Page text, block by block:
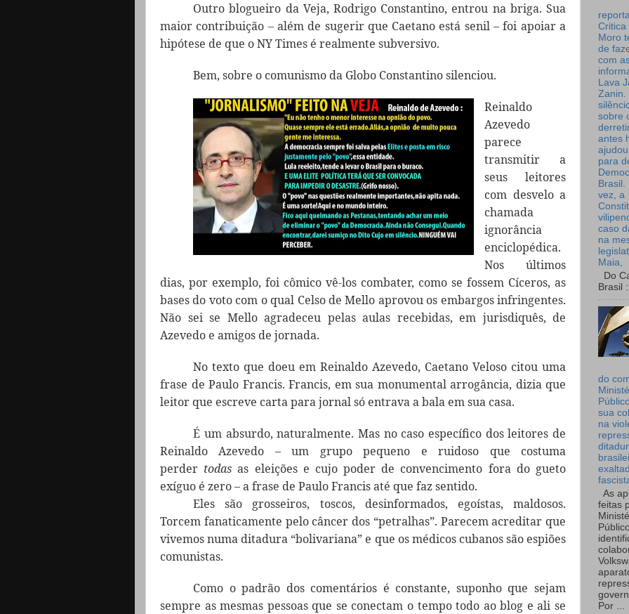
Outro blogueiro da Veja, Rodrigo Constantino, entrou na briga. Sua
maior contribuição – além de sugerir que Caetano está senil – foi apoiar a
hipótese de que o NY Times é realmente subversivo.
Bem, sobre o comunismo da Globo Constantino silenciou.
Reinaldo
Azevedo
parece
transmitir a
seus leitores
com desvelo a
chamada
ignorância
enciclopédica.
Nos últimos
dias, por exemplo, foi cômico vê-los combater, como se fossem Cíceros, as
bases do voto com o qual Celso de Mello aprovou os embargos infringentes.
Não sei se Mello agradeceu pelas aulas recebidas, em jurisdiquês, de
Azevedo e amigos de jornada.
No texto que doeu em Reinaldo Azevedo, Caetano Veloso citou uma
frase de Paulo Francis. Francis, em sua monumental arrogância, dizia que
leitor que escreve carta para jornal só entrava a bala em sua casa.
É um absurdo, naturalmente. Mas no caso específico dos leitores de
Reinaldo Azevedo – um grupo pequeno e ruidoso que costuma
perder todas as eleições e cujo poder de convencimento fora do gueto
exíguo é zero – a frase de Paulo Francis até que faz sentido.
Eles são grosseiros, toscos, desinformados, egoístas, maldosos.
Torcem fanaticamente pelo câncer dos “petralhas”. Parecem acreditar que
vivemos numa ditadura “bolivariana” e que os médicos cubanos são espiões
comunistas.
Como o padrão dos comentários é constante, suponho que sejam
sempre as mesmas pessoas que se conectam o tempo todo ao blog e ali se
Critica
Moro
de
com
Lava
Zanin.
sobre
antes
para
Brasil.
vez, a
caso
na
Maia,
Do
Brasil :
do
sua
na
As
feitas
Por ...